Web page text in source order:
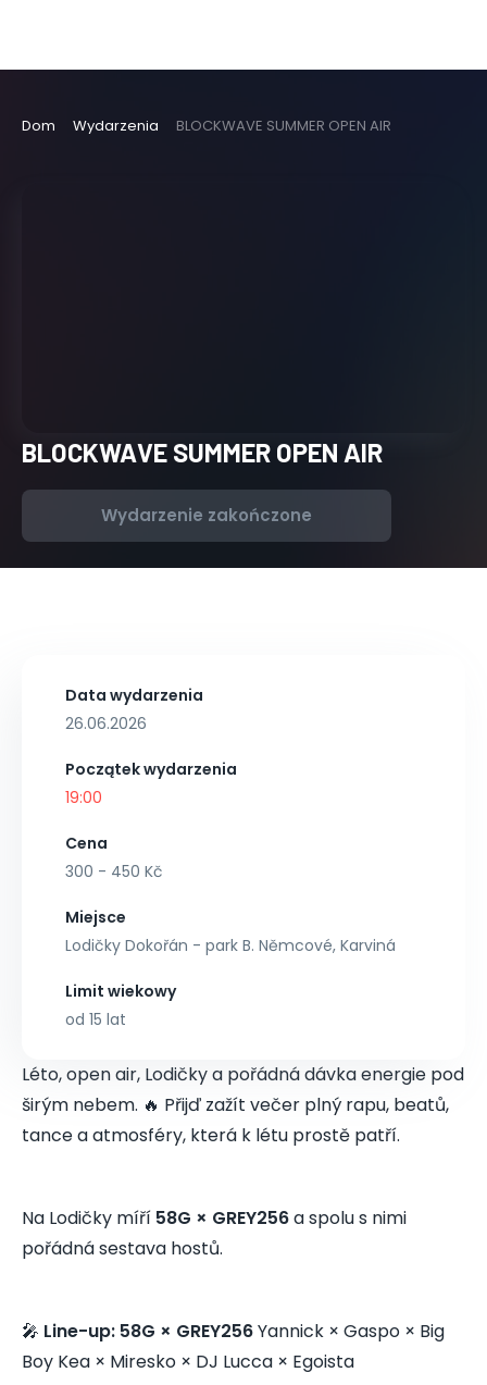
Dom Wydarzenia BLOCKWAVE SUMMER OPEN AIR
BLOCKWAVE SUMMER OPEN AIR
Wydarzenie zakończone
Data wydarzenia
26.06.2026
Początek wydarzenia
19:00
Cena
300 - 450 Kč
Miejsce
Lodičky Dokořán - park B. Němcové, Karviná
Limit wiekowy
od 15 lat
Léto, open air, Lodičky a pořádná dávka energie pod
širým nebem. 🔥 Přijď zažít večer plný rapu, beatů,
tance a atmosféry, která k létu prostě patří.
Na Lodičky míří 58G × GREY256a spolu s nimi
pořádná sestava hostů.
🎤 Line-up: 58G × GREY256Yannick × Gaspo × Big
Boy Kea × Miresko × DJ Lucca × Egoista